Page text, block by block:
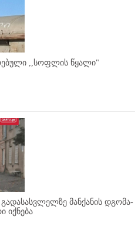
,,სოფლის წყალი"
მანქანის დგომა-
იქნება